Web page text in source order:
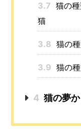
3.7 猫の
猫
3.8 猫の
3.9 猫の
4 猫の夢